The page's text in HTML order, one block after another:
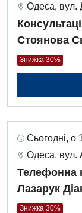
Одеса, вул.
Стоянова
Знижка 30%
Сьогодні, о
Одеса, вул.
Телефонна
Лазарук
Знижка 30%